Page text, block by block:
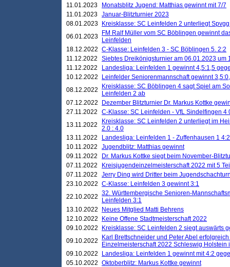
11.01.2023
Monatsblitz Jugend: Matthias gewinnt mit 7/7
11.01.2023 Januar-Blitzturnier 2023
08.01.2023
Kreisklasse: SC Leinfelden 2 unterliegt
06.01.2023
FM Ralf Müller vom SC Böblingen gewinnt
Leinfelden
18.12.2022 C-Klasse: Leinfelden 3 - SC Böblingen 5. 2:2
11.12.2022
Siebtes Dreikönigsturnier am 06.01.2023 um
11.12.2022
Landesliga: Leinfelden 1 gewinnt 4,5:1,5
10.12.2022
Leinfelder Seniorenmannschaft gewinnt
08.12.2022
Kreisklasse: SC Böblingen 4 sagt Spiel am
Leinfelden 2 ab
07.12.2022
Dezember Blitzturnier Dr. Markus Kottke
27.11.2022
C-Klasse: SC Leinfelden - VfL Sindelfingen 4
13.11.2022
Kreisklasse: SC Leinfelden 2 unterliegt im
2.0 : 4.0
13.11.2022
Landesliga: Leinfelden 1 - Zuffenhausen 1 4:2
10.11.2022
Jugendblitz: Matthias gewinnt
09.11.2022
Dr. Markus Kottke siegt beim November-
07.11.2022
Kreisjugendeinzelmeisterschaft 2022 mit 5
07.11.2022
Jerry Ding wird Dritter beim
23.10.2022 C-Klasse: Leinfelden 3 gewinnt 3:1
22.10.2022 32. Württembergische Senioren-
Leinfelden 3:1
13.10.2022
Neues Mitglied Matti Behrens
12.10.2022
Keine Offene Stadtmeisterschaft 2022
09.10.2022
Kreisklasse: SC Leinfelden 2 siegt auswärts
09.10.2022
Karl Brettschneider und Peter Abel
Einzelmeisterschaft 2022 Schleswig Holstein
09.10.2022
Landesliga: Leinfelden 1 gewinnt mit 4:2
05.10.2022 Oktoberblitz: Markus Kottke gewinnt